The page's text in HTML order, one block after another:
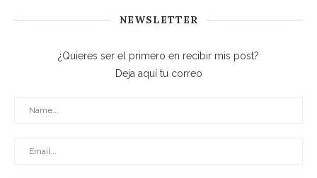
NEWSLETTER
¿Quieres ser el primero en recibir mis post?
Deja aquí tu correo